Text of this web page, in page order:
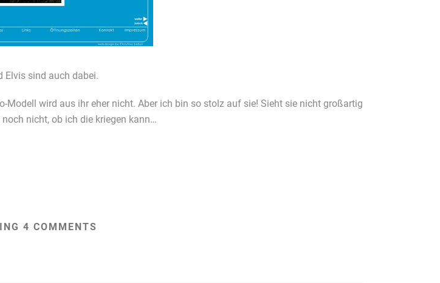
Elvis sind auch dabei.
wird aus ihr eher nicht. Aber ich bin so stolz auf sie! Sieht sie nicht großartig
nicht, ob ich die kriegen kann…
4 COMMENTS